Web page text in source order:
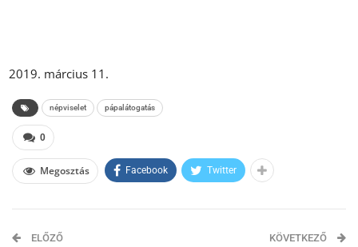
március 11.
népviselet pápalátogatás
0
Megosztás Facebook Twitter
ELŐZŐ KÖVETKEZŐ